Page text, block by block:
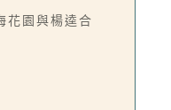
花園與楊逵合